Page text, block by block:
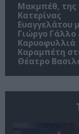
Μακμπέθ, της
Κατερίνας
Ευαγγελάτου
Γιώργο Γάλλο
Καρυοφυλλιά
Καραμπέτη
Θέατρο